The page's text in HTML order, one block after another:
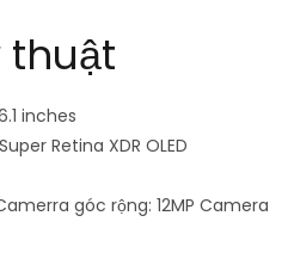
thuật
inches
Retina XDR OLED
góc rộng: 12MP Camera